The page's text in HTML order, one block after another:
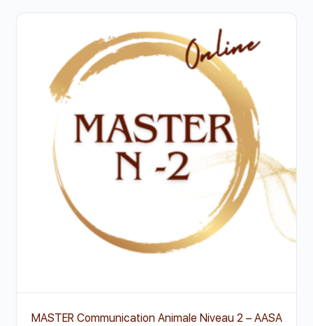
MASTER Communication Animale Niveau 2 – AASA